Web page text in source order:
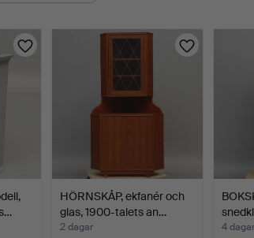
HÖRNSKÅP, ekfanér och
glas, 1900-talets an…
2 dagar
4 dagar